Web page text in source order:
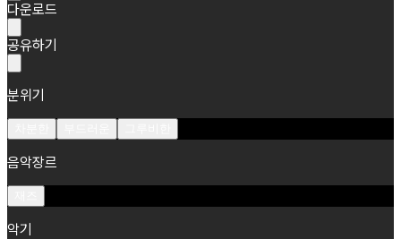
다운로드
공유하기
분위기
음악장르
악기